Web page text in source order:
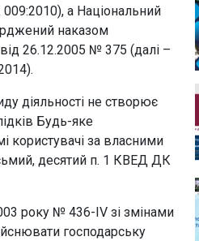
а Національний
наказом
26.12.2005 № 375 (далі –
діяльності не створює
Будь-яке
користувачі за власними
десятий п. 1 КВЕД ДК
року № 436-IV зі змінами
господарську